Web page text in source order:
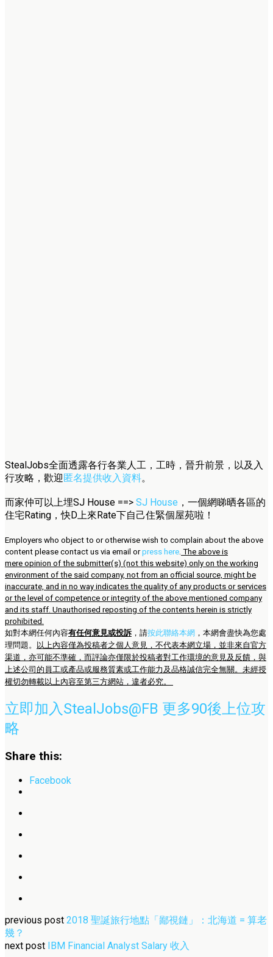
StealJobs全面透露各行各業人工，工時，晉升前景，以及入
行攻略，歡迎匿名提供收入資料。
而家仲可以上埋SJ House ==> SJ House ，一個網睇晒各區的
住宅Rating，快D上來Rate下自己住緊個屋苑啦！
Employers who object to or otherwise wish to complain about the above
content please contact us via email orpress here. The above is
mere opinion of the submitter(s) (not this website) only on the working
environment of the said company, not from an official source, might be
inaccurate, and in no way indicates the quality of any products or services
or the level of competence or integrity of the above mentioned company
and its staff. Unauthorised reposting of the contents herein is strictly
prohibited.
如對本網任何內容有任何意見或投訴 ，請按此聯絡本網 ，本網會盡快為您處
理問題。
以上內容僅為投稿者之個人意見，不代表本網立場，並非來自官方
渠道，亦可能不準確，而評論亦僅限於投稿者對工作環境的意見及反饋，與
上述公司的員工或產品或服務質素或工作能力及品格誠信完全無關。未經授
權切勿轉載以上內容至第三方網站，違者必究。
立即加入StealJobs@FB 更多90後上位攻
略
Share this:
Facebook
previous post 2018 聖誕旅行地點「鄙視鏈」：北海道 = 算老
幾？
next post IBM Financial Analyst Salary 收入